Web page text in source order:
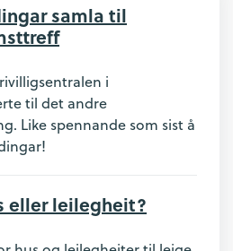
samla til
i
til det andre
Like spennande som sist å
eller leilegheit?